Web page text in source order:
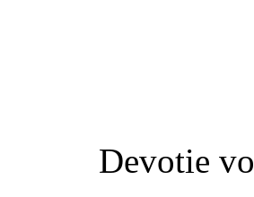
Devotie